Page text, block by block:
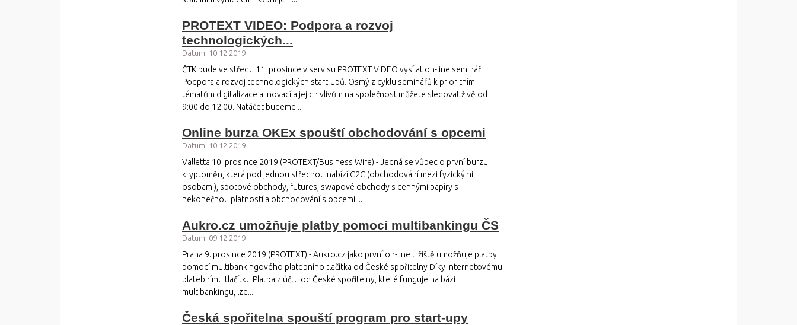
PROTEXT VIDEO: Podpora a rozvoj
technologických...
Datum: 10.12.2019
ČTK bude ve středu 11. prosince v servisu PROTEXT VIDEO vysílat on-line seminář
Podpora a rozvoj technologických start-upů. Osmý z cyklu seminářů k prioritním
tématům digitalizace a inovací a jejich vlivům na společnost můžete sledovat živě od
9:00 do 12:00. Natáčet budeme...
Online burza OKEx spouští obchodování s opcemi
Datum: 10.12.2019
Valletta 10. prosince 2019 (PROTEXT/Business Wire) - Jedná se vůbec o první burzu
kryptoměn, která pod jednou střechou nabízí C2C (obchodování mezi fyzickými
osobami), spotové obchody, futures, swapové obchody s cennými papíry s
nekonečnou platností a obchodování s opcemi ...
Aukro.cz umožňuje platby pomocí multibankingu ČS
Datum: 09.12.2019
Praha 9. prosince 2019 (PROTEXT) - Aukro.cz jako první on-line tržiště umožňuje platby
pomocí multibankingového platebního tlačítka od České spořitelny Díky internetovému
platebnímu tlačítku Platba z účtu od České spořitelny, které funguje na bázi
multibankingu, lze...
Česká spořitelna spouští program pro start-upy